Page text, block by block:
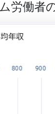
労働者